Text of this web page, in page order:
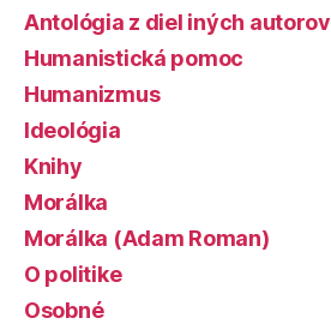
Antológia z diel iných autorov
Humanistická pomoc
Humanizmus
Ideológia
Knihy
Morálka
Morálka (Adam Roman)
O politike
Osobné